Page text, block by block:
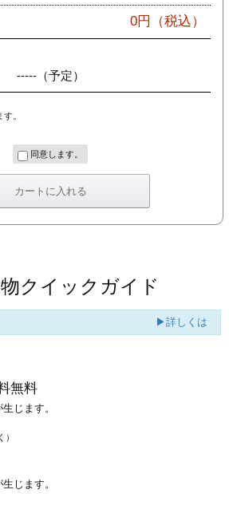
0円（税込）
-----（予定）
。
同意します。
クイックガイド
▶詳しくは
無料
じます。
）
じます。